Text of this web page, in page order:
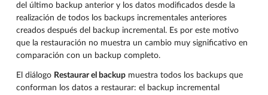
del último backup anterior y los datos modificados desde la
realización de todos los backups incrementales anteriores
creados después del backup incremental. Es por este motivo
que la restauración no muestra un cambio muy significativo en
comparación con un backup completo.
El diálogo Restaurar el backup muestra todos los backups que
conforman los datos a restaurar: el backup incremental